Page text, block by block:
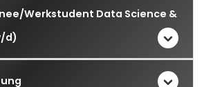
Werkstudent Data Science &
d)